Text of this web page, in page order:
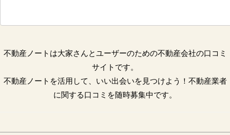
不動産ノートは大家さんとユーザーのための不動産会社の口コミ
サイトです。
不動産ノートを活用して、いい出会いを見つけよう！不動産業者
に関する口コミを随時募集中です。